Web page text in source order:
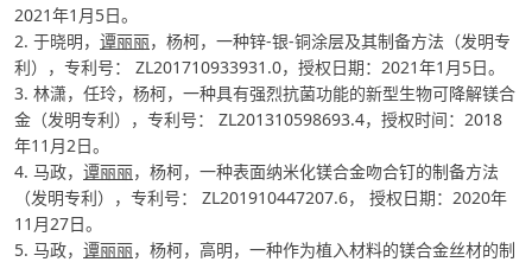
2021年1月5日。
2. 于晓明， 谭丽丽，杨柯，一种锌-银-铜涂层及其制备方法（发明专
利），专利号： ZL201710933931.0，授权日期：2021年1月5日。
3. 林潇，任玲，杨柯，一种具有强烈抗菌功能的新型生物可降解镁合
金（发明专利），专利号： ZL201310598693.4，授权时间：2018
年11月2日。
4. 马政， 谭丽丽，杨柯，一种表面纳米化镁合金吻合钉的制备方法
（发明专利），专利号： ZL201910447207.6， 授权日期：2020年
11月27日。
5. 马政， 谭丽丽，杨柯，高明，一种作为植入材料的镁合金丝材的制